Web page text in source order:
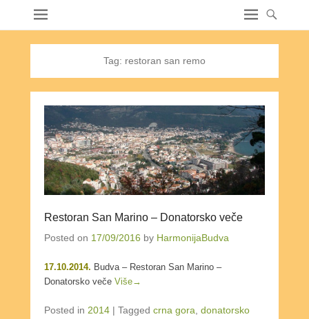
Tag: restoran san remo
Restoran San Marino – Donatorsko veče
Posted on 17/09/2016 by HarmonijaBudva
17.10.2014. Budva – Restoran San Marino –
Donatorsko veče Više→
Posted in 2014 | Tagged crna gora donatorsko